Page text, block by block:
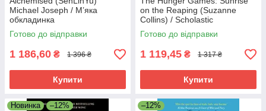
Michael Joseph / М’яка
обкладинка
Готово до відправки
1 186,60 ₴ 1 396 ₴
Купити
on the Reaping (Suzanne
Collins) / Scholastic
Готово до відправки
1 119,45 ₴ 1 317 ₴
Купити
Новинка –12% –12%